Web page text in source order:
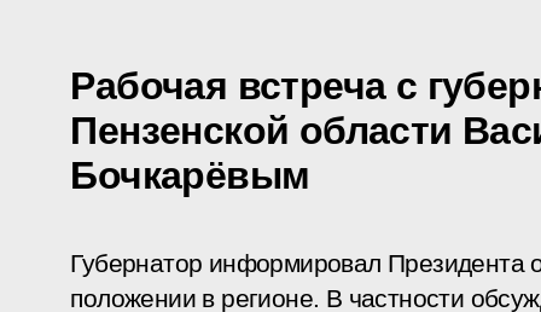
Рабочая встреча с
Пензенской области
Бочкарёвым
Губернатор информировал Президента
положении в регионе. В частности